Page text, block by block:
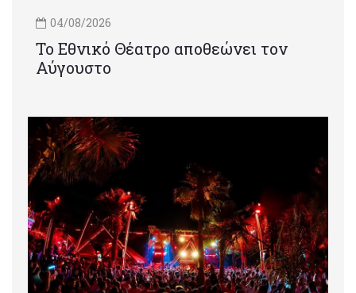
04/08/2026
Το Εθνικό Θέατρο αποθεώνει τον
Αύγουστο